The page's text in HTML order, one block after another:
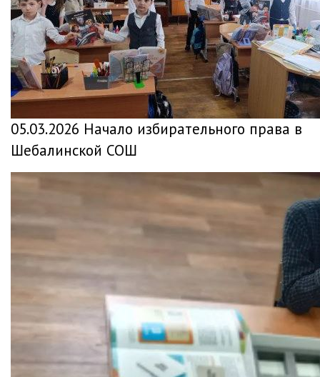
05.03.2026 Начало избирательного права в
Шебалинской СОШ